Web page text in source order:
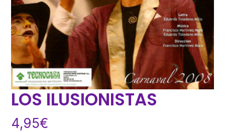
LOS ILUSIONISTAS
4,95€